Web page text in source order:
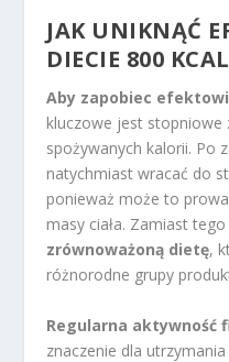
JAK UNIKNĄĆ
DIECIE 800
Aby zapobiec
kluczowe jest stopniowe
spożywanych kalorii. Po
natychmiast wracać do
ponieważ może to
masy ciała. Zamiast
zrównoważoną dietę,
różnorodne grupy
Regularna aktywność
znaczenie dla